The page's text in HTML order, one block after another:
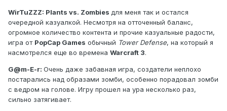
WirTuZZZ: Plants vs. Zombies для меня так и остался
очередной казуалкой. Несмотря на отточенный баланс,
огромное количество контента и прочие казуальные радости,
игра от PopCap Games обычный Tower Defense, на который я
насмотрелся еще во времена Warcraft 3.
G@m-E-r: Очень даже забавная игра, создатели неплохо
постарались над образами зомби, особенно порадовал зомби
с ведром на голове. Игру прошел на ура несколько раз,
сильно затягивает.